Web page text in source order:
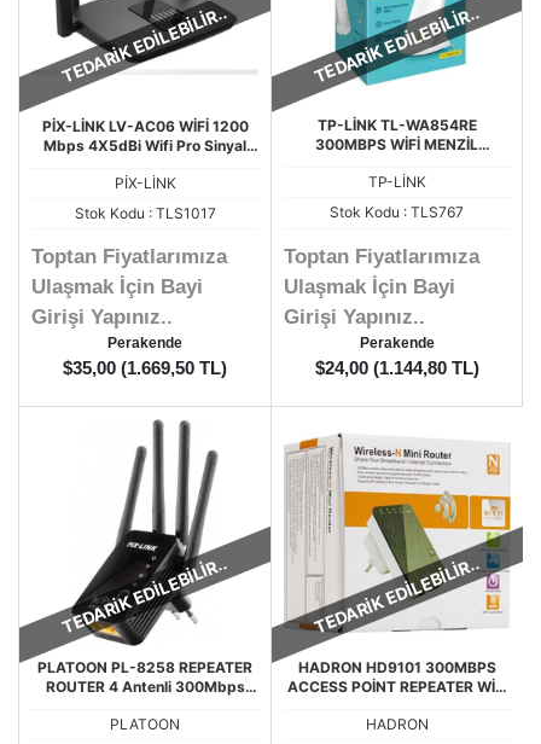
TEDARİK EDİLEBİLİR..
PİX-LİNK LV-AC06 WİFİ 1200
Mbps 4X5dBi Wifi Pro Sinyal
4 Antenli 4 Port
Router/Repeater/AP/WISP
Acces Point
PİX-LİNK
Stok Kodu : TLS1017
Toptan Fiyatlarımıza
Ulaşmak İçin Bayi
Girişi Yapınız..
Perakende
$35,00 (1.669,50 TL)
TEDARİK EDİLEBİLİR..
TP-LİNK TL-WA854RE
300MBPS WİFİ MENZİL
TP-LİNK
Stok Kodu : TLS767
Toptan Fiyatlarımıza
Ulaşmak İçin Bayi
Girişi Yapınız..
Perakende
$24,00 (1.144,80 TL)
TEDARİK EDİLEBİLİR..
PLATOON PL-8258 REPEATER
ROUTER 4 Antenli 300Mbps
PLATOON
TEDARİK EDİLEBİLİR..
HADRON HD9101 300MBPS
ACCESS POİNT REPEATER WİFİ
HADRON